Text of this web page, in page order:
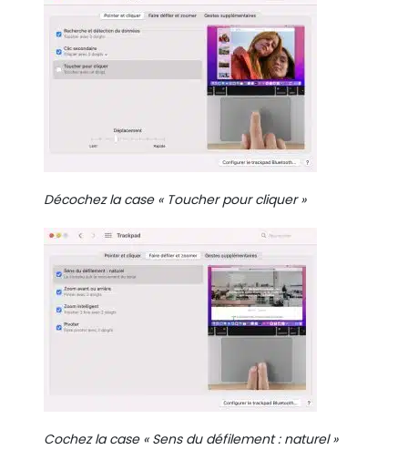
Décochez la case « Toucher pour cliquer »
Cochez la case « Sens du défilement : naturel »